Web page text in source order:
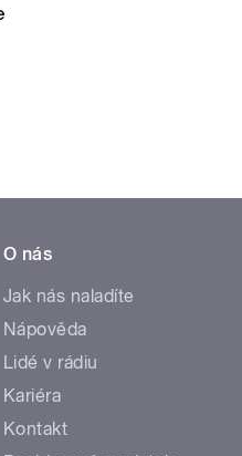
O nás
Jak nás naladíte
Nápověda
Lidé v rádiu
Kariéra
Kontakt